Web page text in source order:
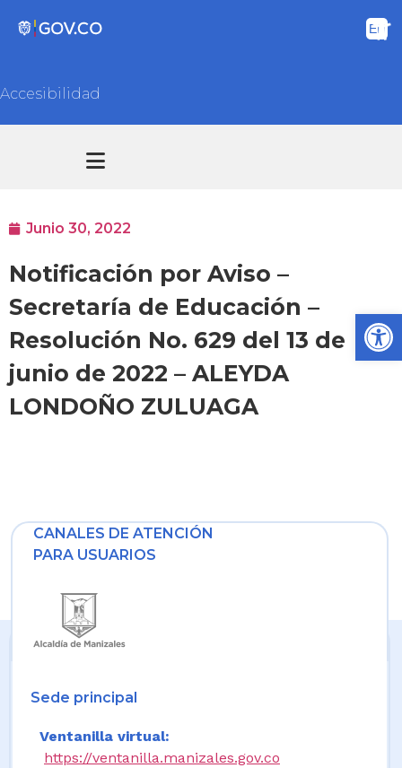
Accesibilidad
Junio 30, 2022
Notificación por Aviso –
Secretaría de Educación –
Resolución No. 629 del 13 de
junio de 2022 – ALEYDA
LONDOÑO ZULUAGA
CANALES DE ATENCIÓN
PARA USUARIOS
Sede principal
Ventanilla virtual:
https://ventanilla.manizales.gov.co